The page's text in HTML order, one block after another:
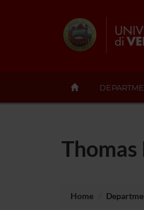
Thomas
Home